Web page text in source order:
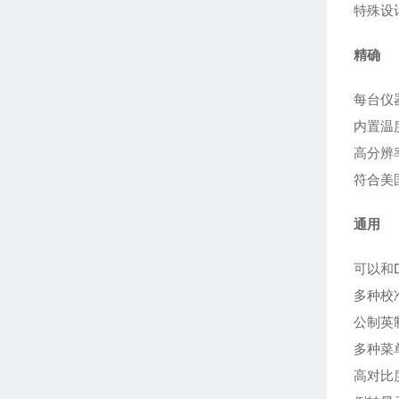
特殊设
精确
每台仪
内置温
高分辨
符合美
通用
可以和
多种校
公制英
多种菜
高对比